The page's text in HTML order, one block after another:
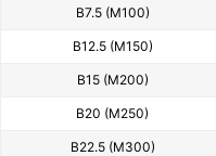
В7.5 (М100)
В12.5 (М150)
В15 (М200)
В20 (М250)
В22.5 (М300)